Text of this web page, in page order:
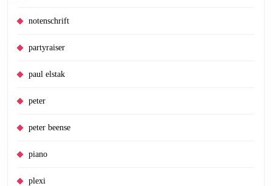
notenschrift
partyraiser
paul elstak
peter
peter beense
piano
plexi